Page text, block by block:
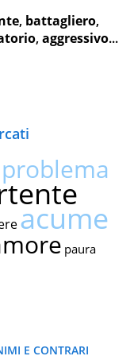
, battagliero,
,aggressivo...
problema
acume
paura
E CONTRARI